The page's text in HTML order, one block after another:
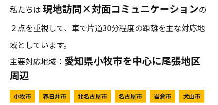
私たちは 現地訪問×対面コミュニケーションの
２点を重視して、車で片道30分程度の距離を主な対応地
域としています。
主要対応地域： 愛知県小牧市を中心に尾張地区
周辺
小牧市 春日井市 北名古屋市 名古屋市 岩倉市 犬山市